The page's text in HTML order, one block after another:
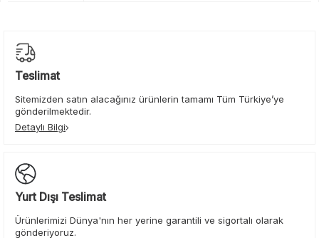
Teslimat
Sitemizden satın alacağınız ürünlerin tamamı Tüm Türkiye’ye
gönderilmektedir.
Detaylı Bilgi
Yurt Dışı Teslimat
Ürünlerimizi Dünya'nın her yerine garantili ve sigortalı olarak
gönderiyoruz.